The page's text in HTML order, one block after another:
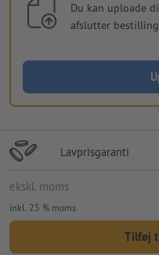
Du kan uploade
afslutter
Lavprisgaranti
ekskl. moms
inkl. 25 % moms
Tilføj